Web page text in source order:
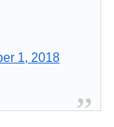
1, 2018